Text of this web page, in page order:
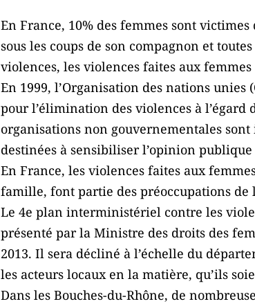
En France, 10% des femmes sont
sous les coups de son compagnon et
violences, les violences faites aux
En 1999, l’Organisation des nations
pour l’élimination des violences à l’égard
organisations non gouvernementales
destinées à sensibiliser l’opinion
En France, les violences faites aux
famille, font partie des préoccupations de
Le 4e plan interministériel contre les
présenté par la Ministre des droits des
2013. Il sera décliné à l’échelle du
les acteurs locaux en la matière, qu’ils
Dans les Bouches-du-Rhône, de